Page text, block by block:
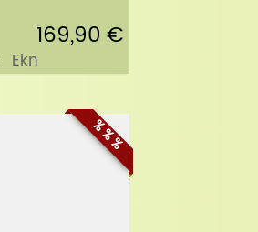
169,90 €
Ekn
% % %